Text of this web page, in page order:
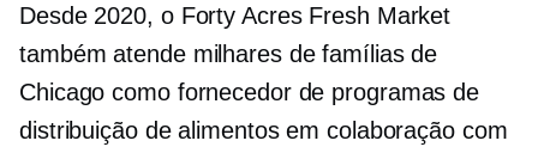
Desde 2020, o Forty Acres Fresh Market
também atende milhares de famílias de
Chicago como fornecedor de programas de
distribuição de alimentos em colaboração com